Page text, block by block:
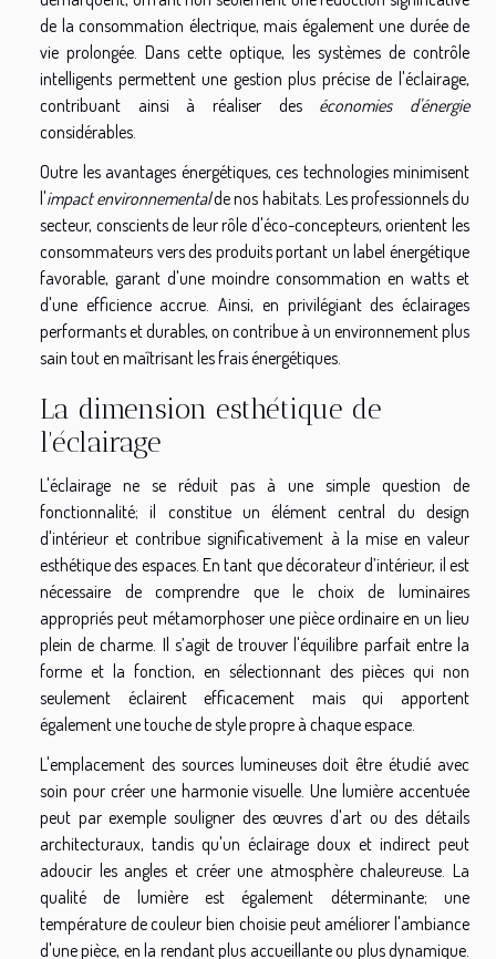
de la consommation électrique, mais également une durée de
vie prolongée. Dans cette optique, les systèmes de contrôle
intelligents permettent une gestion plus précise de l'éclairage,
contribuant ainsi à réaliser des économies d'énergie
considérables.
Outre les avantages énergétiques, ces technologies minimisent
l'impact environnementalde nos habitats. Les professionnels du
secteur, conscients de leur rôle d'éco-concepteurs, orientent les
consommateurs vers des produits portant un label énergétique
favorable, garant d'une moindre consommation en watts et
d'une efficience accrue. Ainsi, en privilégiant des éclairages
performants et durables, on contribue à un environnement plus
sain tout en maîtrisant les frais énergétiques.
La dimension esthétique de
l'éclairage
L'éclairage ne se réduit pas à une simple question de
fonctionnalité; il constitue un élément central du design
d'intérieur et contribue significativement à la mise en valeur
esthétique des espaces. En tant que décorateur d’intérieur, il est
nécessaire de comprendre que le choix de luminaires
appropriés peut métamorphoser une pièce ordinaire en un lieu
plein de charme. Il s’agit de trouver l'équilibre parfait entre la
forme et la fonction, en sélectionnant des pièces qui non
seulement éclairent efficacement mais qui apportent
également une touche de style propre à chaque espace.
L'emplacement des sources lumineuses doit être étudié avec
soin pour créer une harmonie visuelle. Une lumière accentuée
peut par exemple souligner des œuvres d'art ou des détails
architecturaux, tandis qu'un éclairage doux et indirect peut
adoucir les angles et créer une atmosphère chaleureuse. La
qualité de lumière est également déterminante; une
température de couleur bien choisie peut améliorer l'ambiance
d'une pièce, en la rendant plus accueillante ou plus dynamique.